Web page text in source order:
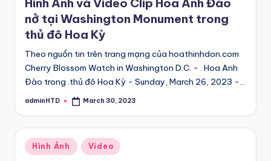
nở tại Washington Monument trong
thủ đô Hoa Kỳ
Theo nguồn tin trên trang mạng của hoathinhdon.com
Cherry Blossom Watch in Washington D.C. - . Hoa Anh
Đào trong .thủ đô Hoa Kỳ - Sunday, March 26, 2023 -…
Posted
adminHTD March 30, 2023
Posted
in
Hình Ảnh Video